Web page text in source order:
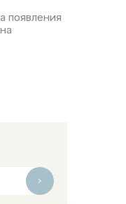
появления
>